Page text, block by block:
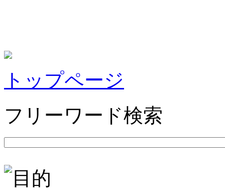
トップページ
フリーワード検索